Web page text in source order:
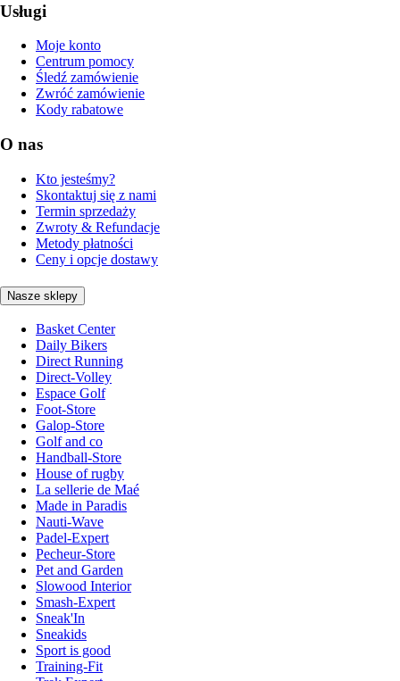
Usługi
Moje konto
Centrum pomocy
Śledź zamówienie
Zwróć zamówienie
Kody rabatowe
O nas
Kto jesteśmy?
Skontaktuj się z nami
Termin sprzedaży
Zwroty & Refundacje
Metody płatności
Ceny i opcje dostawy
Nasze sklepy
Basket Center
Daily Bikers
Direct Running
Direct-Volley
Espace Golf
Foot-Store
Galop-Store
Golf and co
Handball-Store
House of rugby
La sellerie de Maé
Made in Paradis
Nauti-Wave
Padel-Expert
Pecheur-Store
Pet and Garden
Slowood Interior
Smash-Expert
Sneak'In
Sneakids
Sport is good
Training-Fit